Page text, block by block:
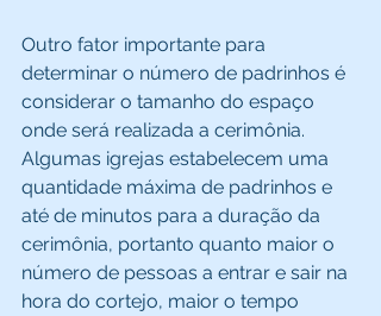
Outro fator importante para
determinar o número de padrinhos é
considerar o tamanho do espaço
onde será realizada a cerimônia.
Algumas igrejas estabelecem uma
quantidade máxima de padrinhos e
até de minutos para a duração da
cerimônia, portanto quanto maior o
número de pessoas a entrar e sair na
hora do cortejo, maior o tempo